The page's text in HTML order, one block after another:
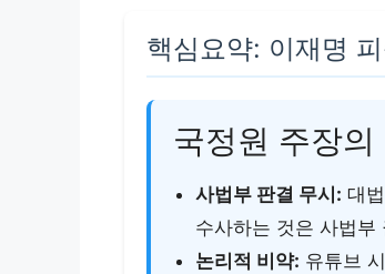
핵심요약: 이재명
국정원 주장
사법부 판결 무시: 대
수사하는 것은 사법부
논리적 비약: 유튜브